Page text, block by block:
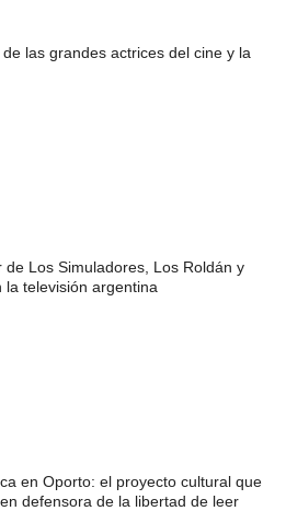
las grandes actrices del cine y la
Los Simuladores, Los Roldán y
televisión argentina
en Oporto: el proyecto cultural que
defensora de la libertad de leer